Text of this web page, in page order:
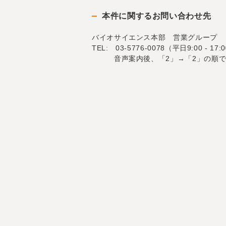
本件に関するお問い合わせ先
バイオサイエンス本部 営業グループ
TEL: 03-5776-0078（平日9:00 -
音声案内後、「2」→「2」の順で